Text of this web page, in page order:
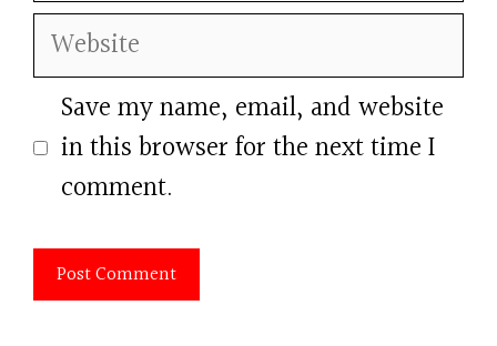
Website
Save my name, email, and website
in this browser for the next time I
comment.